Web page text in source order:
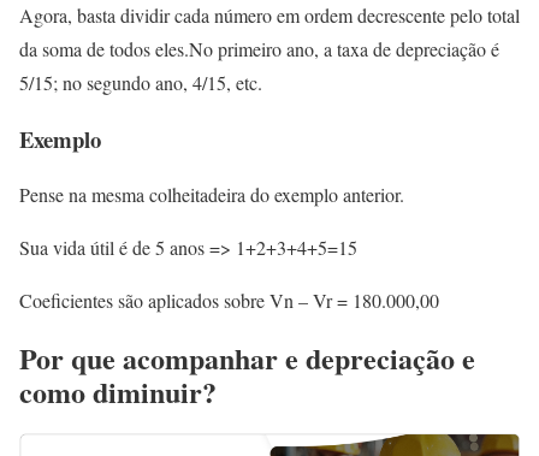
Agora, basta dividir cada número em ordem decrescente pelo total
da soma de todos eles.No primeiro ano, a taxa de depreciação é
5/15; no segundo ano, 4/15, etc.
Exemplo
Pense na mesma colheitadeira do exemplo anterior.
Sua vida útil é de 5 anos => 1+2+3+4+5=15
Coeficientes são aplicados sobre Vn – Vr = 180.000,00
Por que acompanhar e depreciação e
como diminuir?